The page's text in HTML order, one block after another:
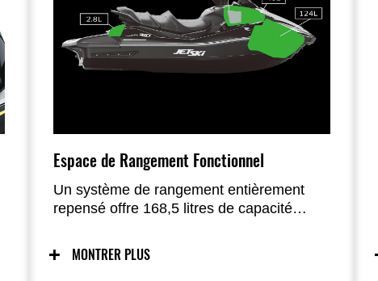
Espace de Rangement Fonctionnel
Un système de rangement entièrement
repensé offre 168,5 litres de capacité
étanche de 124 litres, un Easy-Access
Storage de 40 litres, un compartiment
MONTRER PLUS